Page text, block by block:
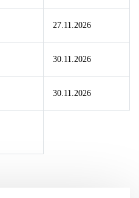
27.11.2026
30.11.2026
30.11.2026